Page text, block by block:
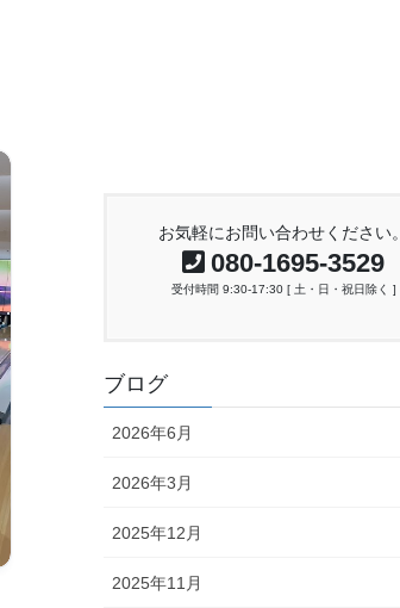
お気軽にお問い合わせください。
080-1695-3529
受付時間 9:30-17:30 [ 土・日・祝日除く ]
ブログ
2026年6月
2026年3月
2025年12月
2025年11月